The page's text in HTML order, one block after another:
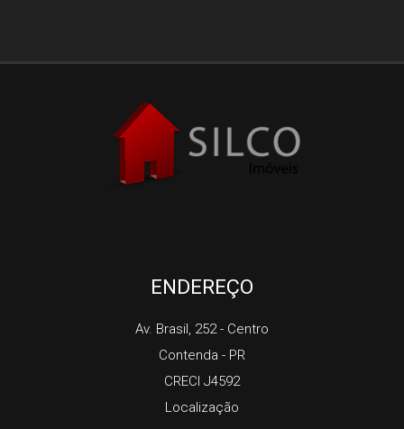
ENDEREÇO
Av. Brasil, 252- Centro
Contenda - PR
CRECI J4592
Localização